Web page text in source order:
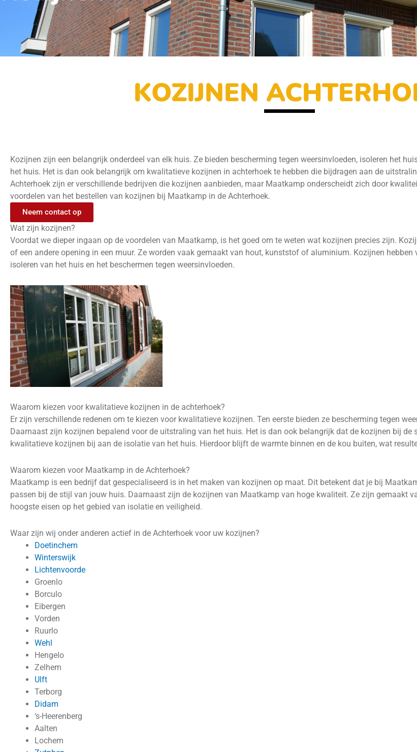
KOZIJNEN
Kozijnen zijn een belangrijk onderdeel van elk huis. Ze bieden bescherming tegen weersinvloeden, isoleren het
het huis. Het is dan ook belangrijk om kwalitatieve kozijnen in achterhoek te hebben die bijdragen aan de
Achterhoek zijn er verschillende bedrijven die kozijnen aanbieden, maar Maatkamp onderscheidt zich door
voordelen van het bestellen van kozijnen bij Maatkamp in de Achterhoek.
Neem contact op
Wat zijn kozijnen?
Voordat we dieper ingaan op de voordelen van Maatkamp, is het goed om te weten wat kozijnen precies zijn.
of een andere opening in een muur. Ze worden vaak gemaakt van hout, kunststof of aluminium. Kozijnen
isoleren van het huis en het beschermen tegen weersinvloeden.
Waarom kiezen voor kwalitatieve kozijnen in de achterhoek?
Er zijn verschillende redenen om te kiezen voor kwalitatieve kozijnen. Ten eerste bieden ze bescherming tegen
Daarnaast zijn kozijnen bepalend voor de uitstraling van het huis. Het is dan ook belangrijk dat de kozijnen bij de
kwalitatieve kozijnen bij aan de isolatie van het huis. Hierdoor blijft de warmte binnen en de kou buiten, wat
Waarom kiezen voor Maatkamp in de Achterhoek?
Maatkamp is een bedrijf dat gespecialiseerd is in het maken van kozijnen op maat. Dit betekent dat je bij
passen bij de stijl van jouw huis. Daarnaast zijn de kozijnen van Maatkamp van hoge kwaliteit. Ze zijn gemaakt
hoogste eisen op het gebied van isolatie en veiligheid.
Waar zijn wij onder anderen actief in de Achterhoek voor uw kozijnen?
Doetinchem
Winterswijk
Lichtenvoorde
Groenlo
Borculo
Eibergen
Vorden
Ruurlo
Wehl
Hengelo
Zelhem
Ulft
Terborg
Didam
‘s-Heerenberg
Aalten
Lochem